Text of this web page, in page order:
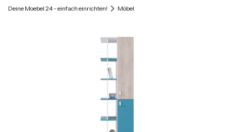
Deine Moebel 24 - einfach einrichten! Möbel